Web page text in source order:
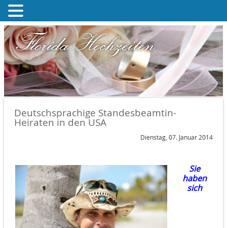
Florida Hochzeiten
Deutschsprachige Standesbeamtin-
Heiraten in den USA
Dienstag, 07. Januar 2014
Sie
haben
sich